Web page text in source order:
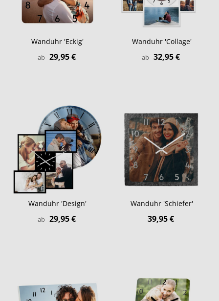
Wanduhr 'Eckig'
ab 29,95 €
Wanduhr 'Collage'
ab 32,95 €
Wanduhr 'Design'
ab 29,95 €
Wanduhr 'Schiefer'
39,95 €